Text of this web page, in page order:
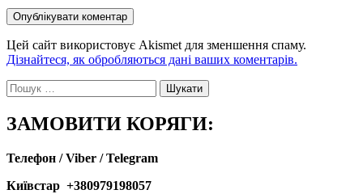
Цей сайт використовує Akismet для зменшення спаму.
Дізнайтеся, як обробляються дані ваших коментарів.
Пошук:
ЗАМОВИТИ КОРЯГИ:
Телефон / Viber / Telegram
Київстар +380979198057